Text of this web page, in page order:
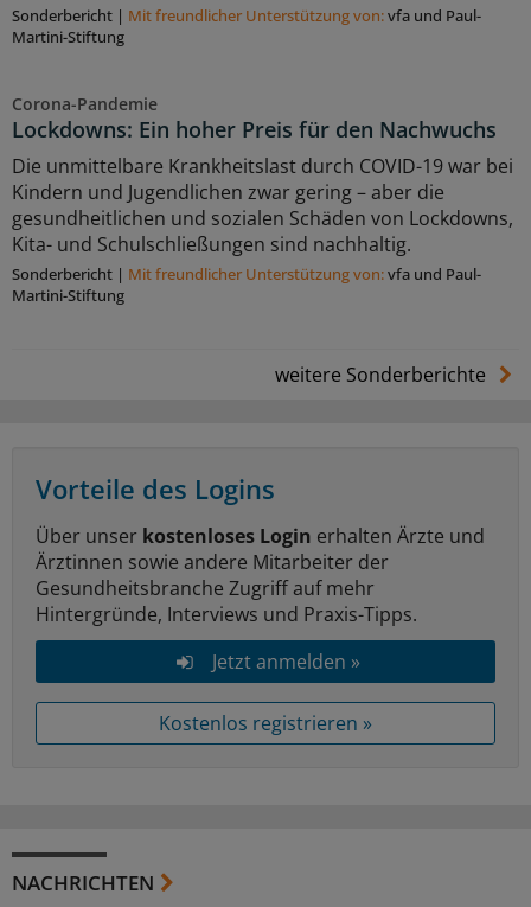
Sonderbericht | Mit freundlicher Unterstützung von:vfa und Paul-
Martini-Stiftung
Corona-Pandemie
Lockdowns: Ein hoher Preis für den Nachwuchs
Die unmittelbare Krankheitslast durch COVID-19 war bei
Kindern und Jugendlichen zwar gering – aber die
gesundheitlichen und sozialen Schäden von Lockdowns,
Kita- und Schulschließungen sind nachhaltig.
Sonderbericht | Mit freundlicher Unterstützung von:vfa und Paul-
Martini-Stiftung
weitere Sonderberichte
Vorteile des Logins
Über unser kostenloses Login erhalten Ärzte und
Ärztinnen sowie andere Mitarbeiter der
Gesundheitsbranche Zugriff auf mehr
Hintergründe, Interviews und Praxis-Tipps.
Jetzt anmelden »
Kostenlos registrieren »
NACHRICHTEN